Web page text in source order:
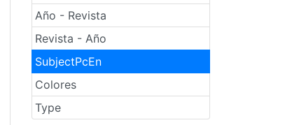
Año - Revista
Revista - Año
SubjectPcEn
Colores
Type